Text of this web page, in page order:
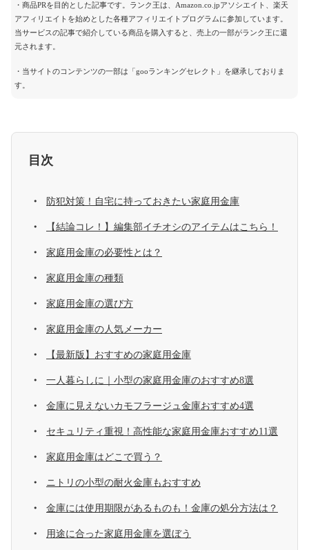
・商品PRを目的とした記事です。ランク王は、Amazon.co.jpアソシエイト、楽天
アフィリエイトを始めとした各種アフィリエイトプログラムに参加しています。
当サービスの記事で紹介している商品を購入すると、売上の一部がランク王に還
元されます。
・当サイトのコンテンツの一部は「gooランキングセレクト」を継承しておりま
す。
目次
防犯対策！自宅に持っておきたい家庭用金庫
【結論コレ！】編集部イチオシのアイテムはこちら！
家庭用金庫の必要性とは？
家庭用金庫の種類
家庭用金庫の選び方
家庭用金庫の人気メーカー
【最新版】おすすめの家庭用金庫
一人暮らしに｜小型の家庭用金庫のおすすめ8選
金庫に見えないカモフラージュ金庫おすすめ4選
セキュリティ重視！高性能な家庭用金庫おすすめ11選
家庭用金庫はどこで買う？
ニトリの小型の耐火金庫もおすすめ
金庫には使用期限があるものも！金庫の処分方法は？
用途に合った家庭用金庫を選ぼう